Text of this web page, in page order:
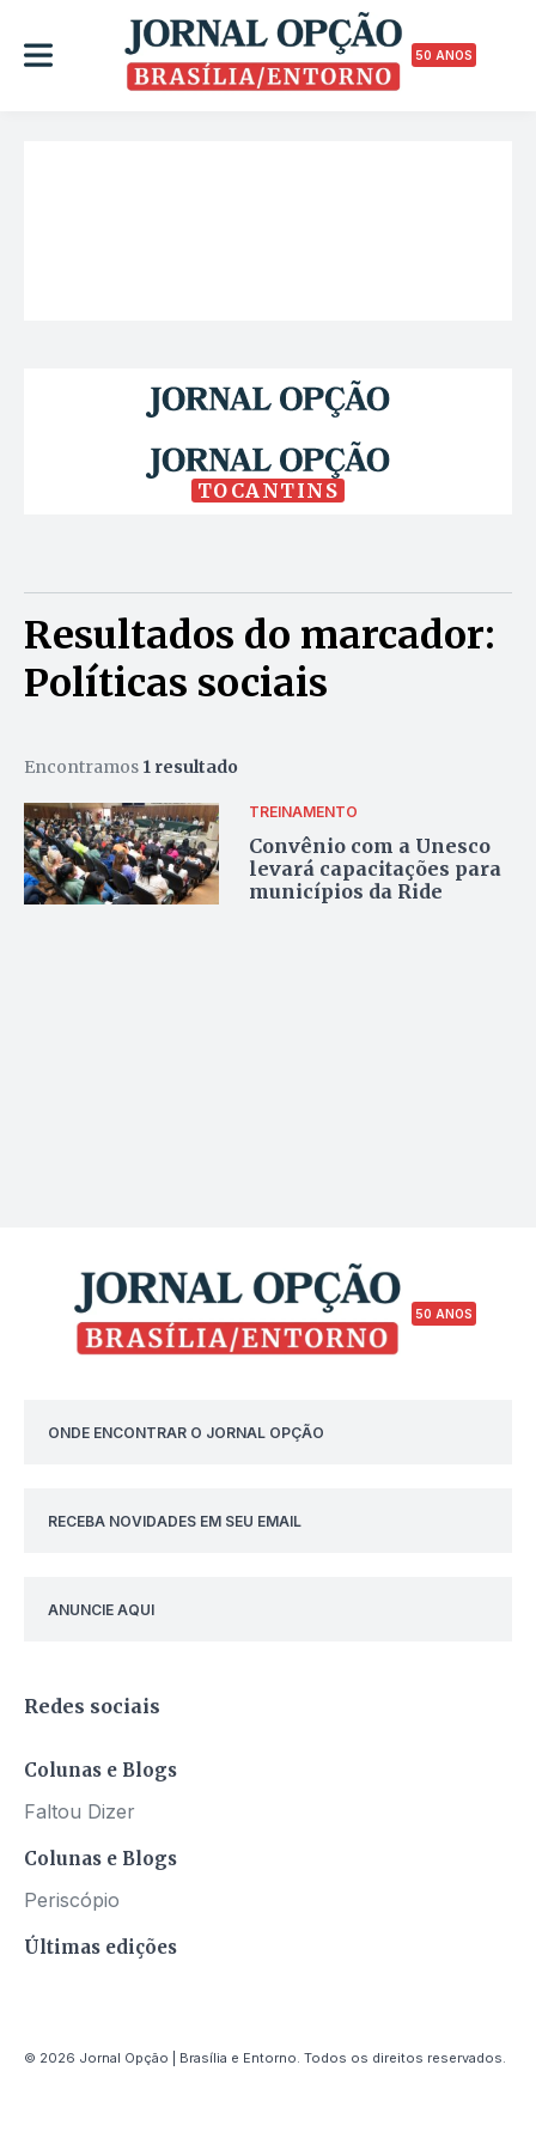
50 ANOS
TOCANTINS
Resultados do marcador:
Políticas sociais
Encontramos 1 resultado
TREINAMENTO
Convênio com a Unesco
levará capacitações para
municípios da Ride
50 ANOS
ONDE ENCONTRAR O JORNAL OPÇÃO
RECEBA NOVIDADES EM SEU EMAIL
ANUNCIE AQUI
Redes sociais
Colunas e Blogs
Faltou Dizer
Colunas e Blogs
Periscópio
Últimas edições
© 2026 Jornal Opção | Brasília e Entorno. Todos os direitos reservados.